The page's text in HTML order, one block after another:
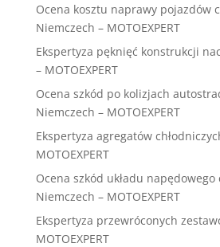
Ocena kosztu naprawy pojazdów
Niemczech – MOTOEXPERT
Ekspertyza pęknięć konstrukcji
– MOTOEXPERT
Ocena szkód po kolizjach
Niemczech – MOTOEXPERT
Ekspertyza agregatów
MOTOEXPERT
Ocena szkód układu
Niemczech – MOTOEXPERT
Ekspertyza przewróconych
MOTOEXPERT